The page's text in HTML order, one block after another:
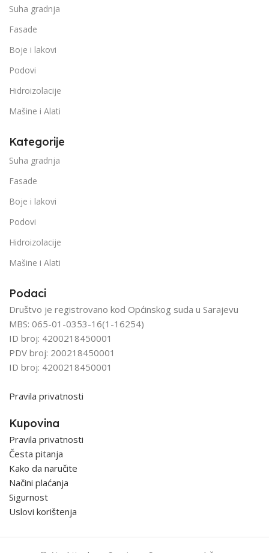
Suha gradnja
Fasade
Boje i lakovi
Podovi
Hidroizolacije
Mašine i Alati
Kategorije
Suha gradnja
Fasade
Boje i lakovi
Podovi
Hidroizolacije
Mašine i Alati
Podaci
Društvo je registrovano kod Općinskog suda u Sarajevu
MBS: 065-01-0353-16(1-16254)
ID broj: 4200218450001
PDV broj: 200218450001
ID broj: 4200218450001
Pravila privatnosti
Kupovina
Pravila privatnosti
Česta pitanja
Kako da naručite
Načini plaćanja
Sigurnost
Uslovi korištenja